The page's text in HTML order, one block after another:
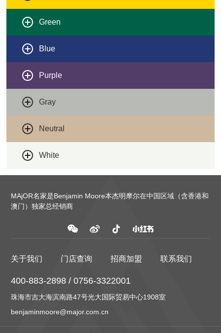
Green
Blue
Purple
Gray
Neutral
White
MAjOR名家是Benjamin Moore本杰明摩尔在中国区域（含香港和
澳门）独家总经销商
关于我们 门店查询 招商加盟 联系我们
400-883-2898 / 0756-3322001
珠海市吉大海滨南路47号光大国际贸易中心1908室
benjaminmoore@major.com.cn